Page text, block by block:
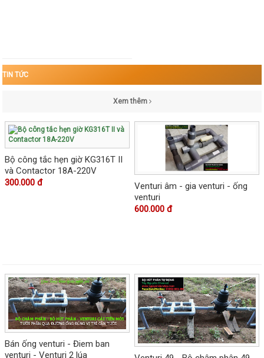
TIN TỨC
Xem thêm
Bộ công tắc hẹn giờ KG316T II
và Contactor 18A-220V
300.000 đ
Venturi âm - gia venturi - ống
venturi
600.000 đ
Bán ống venturi - Điem ban
venturi - Venturi 2 lúa